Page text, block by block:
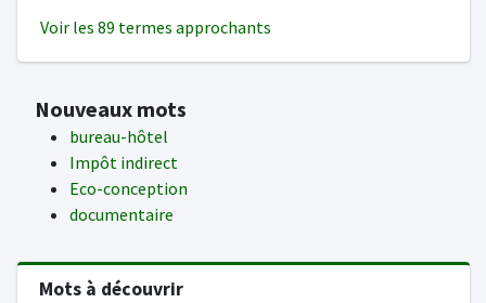
Voir les 89 termes approchants
Nouveaux mots
bureau-hôtel
Impôt indirect
Eco-conception
documentaire
Mots à découvrir